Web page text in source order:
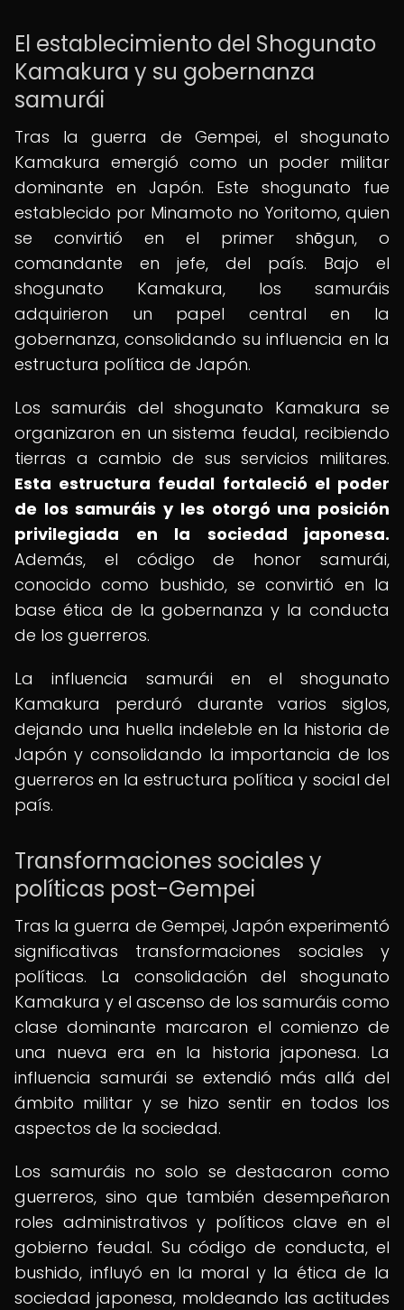
El establecimiento del Shogunato
Kamakura y su gobernanza
samurái
Tras la guerra de Gempei, el shogunato
Kamakura emergió como un poder militar
dominante en Japón. Este shogunato fue
establecido por Minamoto no Yoritomo, quien
se convirtió en el primer shōgun, o
comandante en jefe, del país. Bajo el
shogunato Kamakura, los samuráis
adquirieron un papel central en la
gobernanza, consolidando su influencia en la
estructura política de Japón.
Los samuráis del shogunato Kamakura se
organizaron en un sistema feudal, recibiendo
tierras a cambio de sus servicios militares.
Esta estructura feudal fortaleció el poder
de los samuráis y les otorgó una posición
privilegiada en la sociedad japonesa.
Además, el código de honor samurái,
conocido como bushido, se convirtió en la
base ética de la gobernanza y la conducta
de los guerreros.
La influencia samurái en el shogunato
Kamakura perduró durante varios siglos,
dejando una huella indeleble en la historia de
Japón y consolidando la importancia de los
guerreros en la estructura política y social del
país.
Transformaciones sociales y
políticas post-Gempei
Tras la guerra de Gempei, Japón experimentó
significativas transformaciones sociales y
políticas. La consolidación del shogunato
Kamakura y el ascenso de los samuráis como
clase dominante marcaron el comienzo de
una nueva era en la historia japonesa. La
influencia samurái se extendió más allá del
ámbito militar y se hizo sentir en todos los
aspectos de la sociedad.
Los samuráis no solo se destacaron como
guerreros, sino que también desempeñaron
roles administrativos y políticos clave en el
gobierno feudal. Su código de conducta, el
bushido, influyó en la moral y la ética de la
sociedad japonesa, moldeando las actitudes